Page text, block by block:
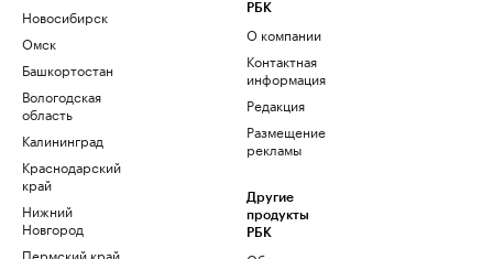
Новосибирск
Омск
Башкортостан
Вологодская
область
Калининград
Краснодарский
край
Нижний
Новгород
Пермский край
РБК
О компании
Контактная
информация
Редакция
Размещение
рекламы
Другие
продукты
РБК